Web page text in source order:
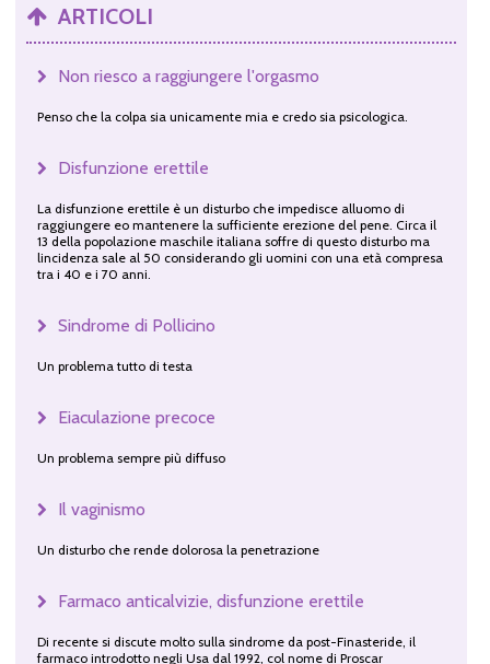
ARTICOLI
Non riesco a raggiungere l'orgasmo
Penso che la colpa sia unicamente mia e credo sia psicologica.
Disfunzione erettile
La disfunzione erettile è un disturbo che impedisce alluomo di
raggiungere eo mantenere la sufficiente erezione del pene. Circa il
13 della popolazione maschile italiana soffre di questo disturbo ma
lincidenza sale al 50 considerando gli uomini con una età compresa
tra i 40 e i 70 anni.
Sindrome di Pollicino
Un problema tutto di testa
Eiaculazione precoce
Un problema sempre più diffuso
Il vaginismo
Un disturbo che rende dolorosa la penetrazione
Farmaco anticalvizie, disfunzione erettile
Di recente si discute molto sulla sindrome da post-Finasteride, il
farmaco introdotto negli Usa dal 1992, col nome di Proscar